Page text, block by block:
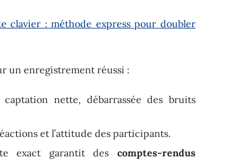
clavier : méthode express pour doubler
un enregistrement réussi :
nette, débarrassée des bruits
et l’attitude des participants.
exact garantit des comptes-rendus